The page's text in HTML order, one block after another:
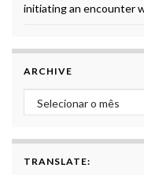
initiating an encounter
ARCHIVE
Archive
TRANSLATE: